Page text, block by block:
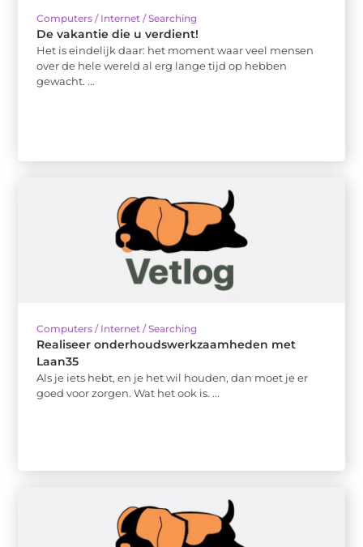
Computers / Internet / Searching
De vakantie die u verdient!
Het is eindelijk daar: het moment waar veel mensen
over de hele wereld al erg lange tijd op hebben
gewacht. ...
Computers / Internet / Searching
Realiseer onderhoudswerkzaamheden met
Laan35
Als je iets hebt, en je het wil houden, dan moet je er
goed voor zorgen. Wat het ook is. ...